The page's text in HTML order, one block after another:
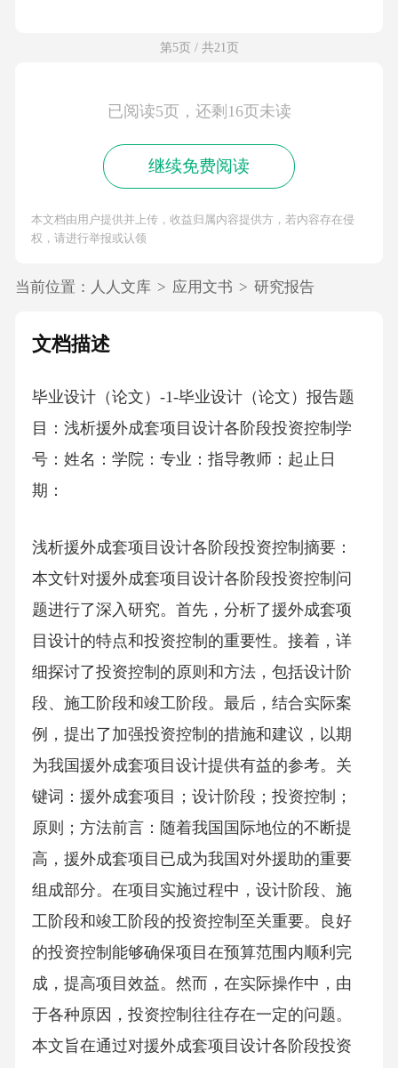
第5页 / 共21页
已阅读5页，还剩16页未读
继续免费阅读
本文档由用户提供并上传，收益归属内容提供方，若内容存在侵
权，请进行举报或认领
当前位置： 人人文库 > 应用文书 > 研究报告
文档描述
毕业设计（论文）-1-毕业设计（论文）报告题
目：浅析援外成套项目设计各阶段投资控制学
号：姓名：学院：专业：指导教师：起止日
期：
浅析援外成套项目设计各阶段投资控制摘要：
本文针对援外成套项目设计各阶段投资控制问
题进行了深入研究。首先，分析了援外成套项
目设计的特点和投资控制的重要性。接着，详
细探讨了投资控制的原则和方法，包括设计阶
段、施工阶段和竣工阶段。最后，结合实际案
例，提出了加强投资控制的措施和建议，以期
为我国援外成套项目设计提供有益的参考。关
键词：援外成套项目；设计阶段；投资控制；
原则；方法前言：随着我国国际地位的不断提
高，援外成套项目已成为我国对外援助的重要
组成部分。在项目实施过程中，设计阶段、施
工阶段和竣工阶段的投资控制至关重要。良好
的投资控制能够确保项目在预算范围内顺利完
成，提高项目效益。然而，在实际操作中，由
于各种原因，投资控制往往存在一定的问题。
本文旨在通过对援外成套项目设计各阶段投资